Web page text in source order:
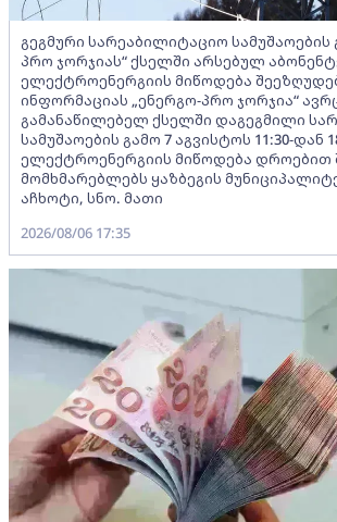
გეგმური სარეაბილიტაციო სამუშაოების
პრო ჯორჯიას“ ქსელში არსებულ
ელექტროენერგიის მიწოდება
ინფორმაციას „ენერგო-პრო ჯორჯია“
გამანაწილებელ ქსელში დაგეგმილი
სამუშაოების გამო 7 აგვისტოს 11:30-დან
ელექტროენერგიის მიწოდება დროებით
მომხმარებლებს ყაზბეგის
აჩხოტი, სნო. მათი
2026/08/06 17:35